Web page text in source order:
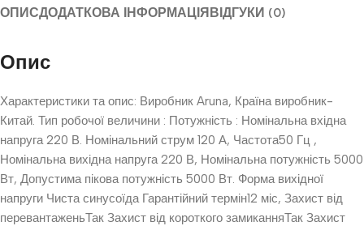
ОПИСДОДАТКОВА ІНФОРМАЦІЯВІДГУКИ (0)
Опис
Характеристики та опис: Виробник Aruna, Країна виробник-
Китай. Тип робочої величини : Потужність : Номінальна вхідна
напруга 220 В. Номінальний струм 120 А, Частота50 Гц ,
Номінальна вихідна напруга 220 В, Номінальна потужність 5000
Вт, Допустима пікова потужність 5000 Вт. Форма вихідної
напруги Чиста синусоїда Гарантійний термін12 міс, Захист від
перевантаженьТак Захист від короткого замиканняТак Захист